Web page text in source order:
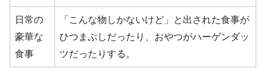
日常の
豪華な
食事
「こんな物しかないけど」と出された食事が
ひつまぶしだったり、おやつがハーゲンダッ
ツだったりする。